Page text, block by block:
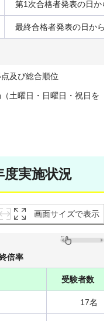
第1次合格者発表の日か
最終合格者発表の日から
及び総合順位
土曜日・日曜日・祝日を
度実施状況
画面サイズで表示
倍率
受験者数
17名